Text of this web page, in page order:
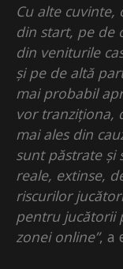
Cu alte
din start, pe de
din veniturile
și pe de altă
mai probabil
vor tranziționa,
mai ales din
sunt păstrate și
reale, extinse,
riscurilor
pentru jucătorii
zonei online”, a